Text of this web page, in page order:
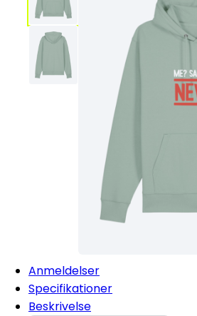
Anmeldelser
Specifikationer
Beskrivelse